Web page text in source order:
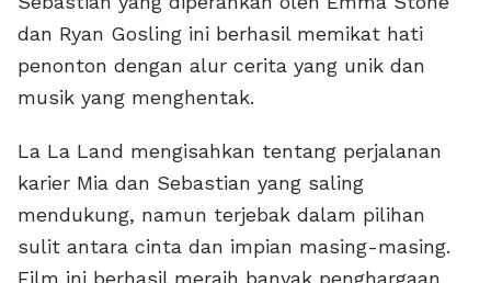
dan Ryan Gosling ini berhasil memikat hati
penonton dengan alur cerita yang unik dan
musik yang menghentak.
La La Land mengisahkan tentang perjalanan
karier Mia dan Sebastian yang saling
mendukung, namun terjebak dalam pilihan
sulit antara cinta dan impian masing-masing.
Film ini berhasil meraih banyak penghargaan